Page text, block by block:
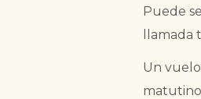
Puede
Un